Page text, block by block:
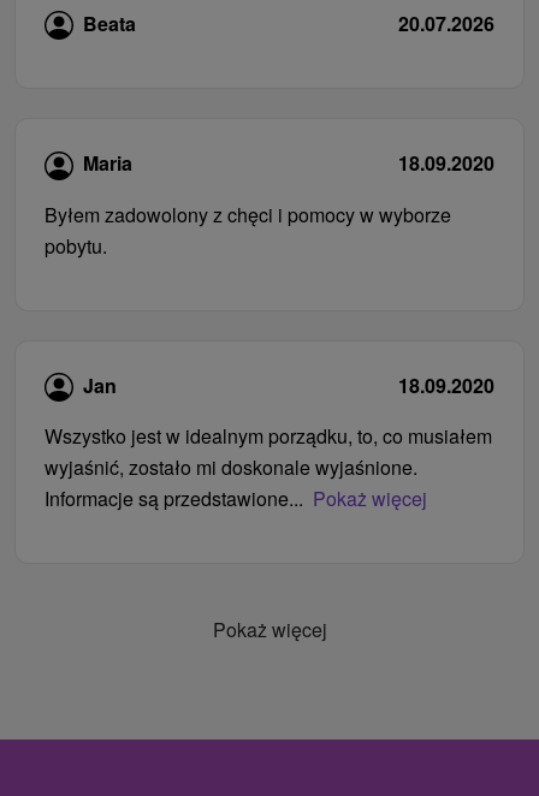
Beata 20.07.2026
Maria
18.09.2020
Byłem zadowolony z chęci i pomocy w wyborze
pobytu.
Jan
18.09.2020
Wszystko jest w idealnym porządku, to, co musiałem
wyjaśnić, zostało mi doskonale wyjaśnione.
Informacje są przedstawione... Pokaż więcej
Pokaż więcej